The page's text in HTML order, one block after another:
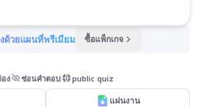
ด้วยแผนที่พรีเมียม ซื้อแพ็กเกจ
ง ซ่อนคำตอบ public quiz
แผ่นงาน